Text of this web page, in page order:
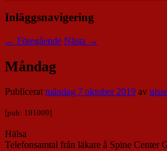
Inläggsnavigering
← Föregående Nästa →
Måndag
Publiceratmåndag 7 oktober 2019 av
[pub: 191009]
Hälsa
Telefonsamtal från läkare å Spine Center